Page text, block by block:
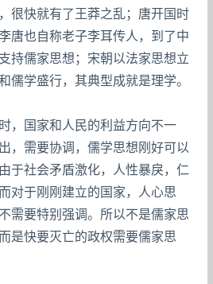
很快就有了王莽之乱；唐开国时
唐也自称老子李耳传人，到了中
持儒家思想；宋朝以法家思想立
儒学盛行，其典型成就是理学。
，国家和人民的利益方向不一
，需要协调，儒学思想刚好可以
于社会矛盾激化，人性暴戾，仁
对于刚刚建立的国家，人心思
需要特别强调。所以不是儒家思
是快要灭亡的政权需要儒家思